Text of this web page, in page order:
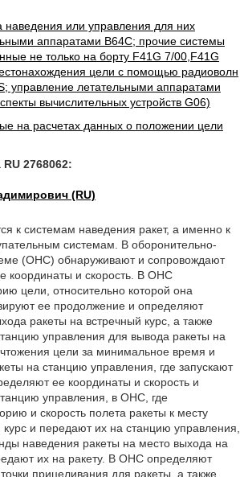
наведения или управления для них
аппаратами B64C; прочие системы
не только на борту F41G 7/00,F41G
цели с помощью радиоволн
управление летательными аппаратами
вычислительных устройств G06)
на расчетах данных о положении цели
2768062:
(RU)
к системам наведения ракет, а именно к
системам. В оборонительно-
(ОНС) обнаруживают и сопровождают
координаты и скорость. В ОНС
цели, относительно которой она
ее продолжение и определяют
ракеты на встречный курс, а также
управления для вывода ракеты на
цели за минимальное время и
на станцию управления, где запускают
ее координаты и скорость и
управления, в ОНС, где
и скорость полета ракеты к месту
и передают их на станцию управления,
наведения ракеты на место выхода на
их на ракету. В ОНС определяют
прицеливания для ракеты, а также